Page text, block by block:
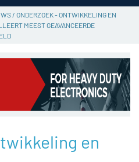
/ ONDERZOEK - ONTWIKKELING EN
MEEST GEAVANCEERDE
en